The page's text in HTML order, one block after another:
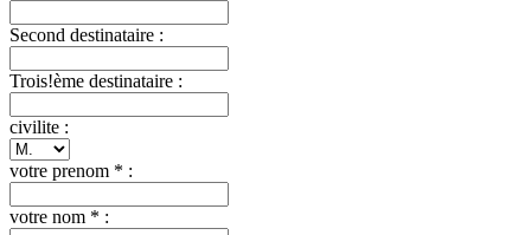
Second destinataire :
Trois!ème destinataire :
civilite :
votre prenom * :
votre nom * :